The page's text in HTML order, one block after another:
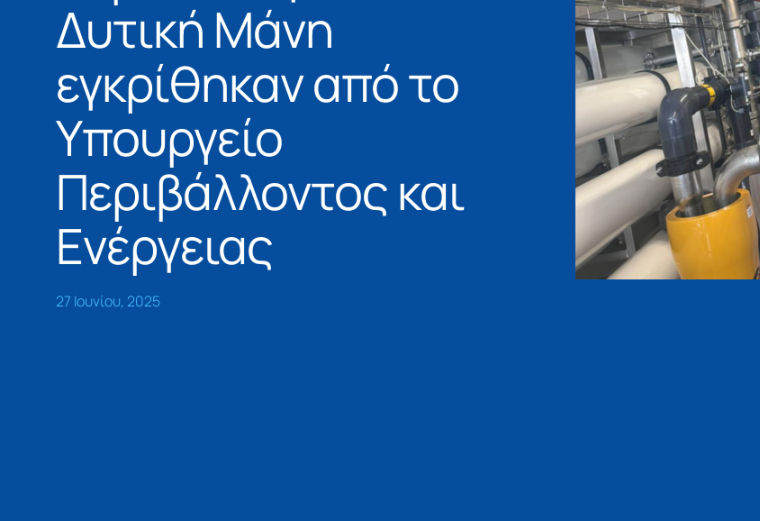
Δυτική Μάνη
εγκρίθηκαν από το
Υπουργείο
Περιβάλλοντος και
Ενέργειας
27 Ιουνίου, 2025